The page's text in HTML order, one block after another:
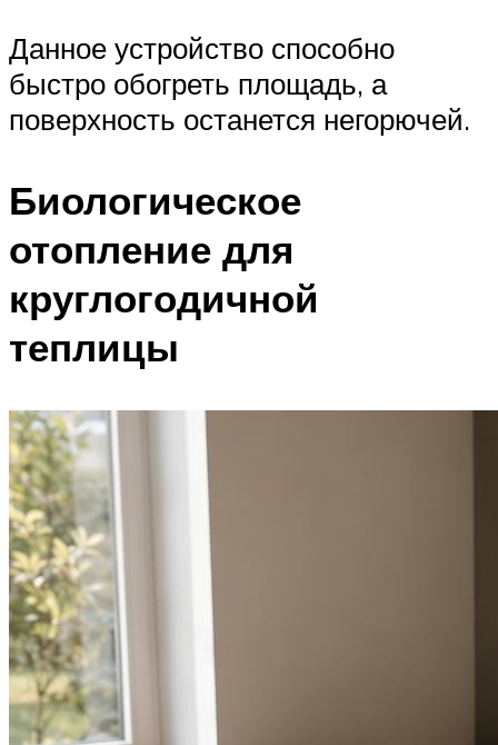
Данное устройство способно
быстро обогреть площадь, а
поверхность останется негорючей.
Биологическое
отопление для
круглогодичной
теплицы